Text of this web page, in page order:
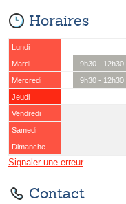
Horaires
Lundi
Mardi
9h30 - 12h30
Mercredi
9h30 - 12h30
Jeudi
Vendredi
Samedi
Dimanche
Signaler une erreur
Contact